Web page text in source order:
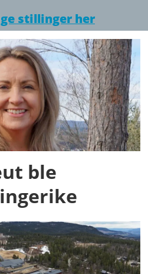
stillinger her
ble